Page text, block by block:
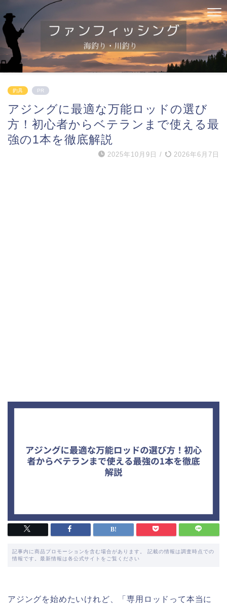
釣具 PR
アジングに最適な万能ロッドの選び
方！初心者からベテランまで使える最
強の1本を徹底解説
2025年10月9日 / 2026年6月7日
記事内に商品プロモーションを含む場合があります。 記載の情報は調査時点での
情報です。最新情報は各公式サイトをご覧ください
アジングを始めたいけれど、「専用ロッドって本当に